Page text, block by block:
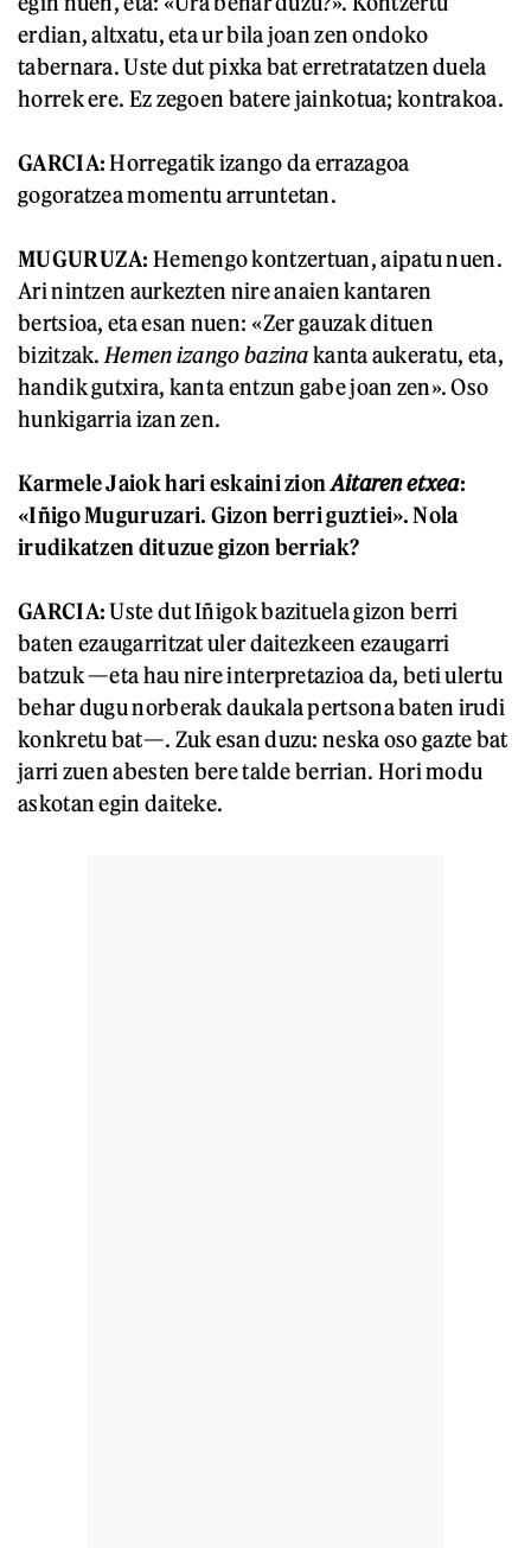
erdian, altxatu, eta ur bila joan zen ondoko
tabernara. Uste dut pixka bat erretratatzen duela
horrek ere. Ez zegoen batere jainkotua; kontrakoa.
GARCIA:Horregatik izango da errazagoa
gogoratzea momentu arruntetan.
MUGURUZA: Hemengo kontzertuan, aipatu nuen.
Ari nintzen aurkezten nire anaien kantaren
bertsioa, eta esan nuen: «Zer gauzak dituen
bizitzak. Hemen izango bazinakanta aukeratu, eta,
handik gutxira, kanta entzun gabe joan zen». Oso
hunkigarria izan zen.
Karmele Jaiok hari eskaini zionAitaren etxea:
«Iñigo Muguruzari. Gizon berri guztiei». Nola
irudikatzen dituzue gizon berriak?
GARCIA:Uste dut Iñigok bazituela gizon berri
baten ezaugarritzat uler daitezkeen ezaugarri
batzuk —eta hau nire interpretazioa da, beti ulertu
behar dugu norberak daukala pertsona baten irudi
konkretu bat—. Zuk esan duzu: neska oso gazte bat
jarri zuen abesten bere talde berrian. Hori modu
askotan egin daiteke.